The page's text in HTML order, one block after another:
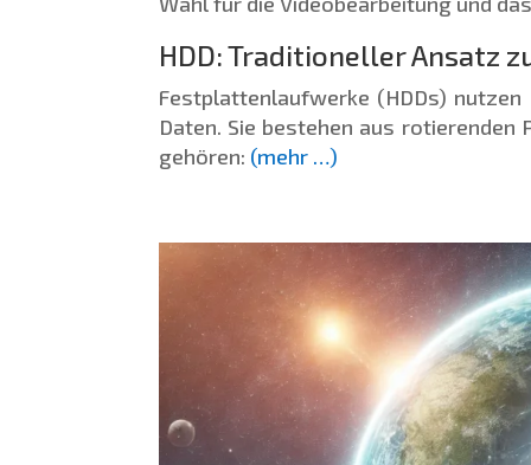
HDD: Traditioneller Ansatz
Festplattenlaufwerke (HDDs) nutzen
Daten. Sie bestehen aus
gehören: (mehr …)